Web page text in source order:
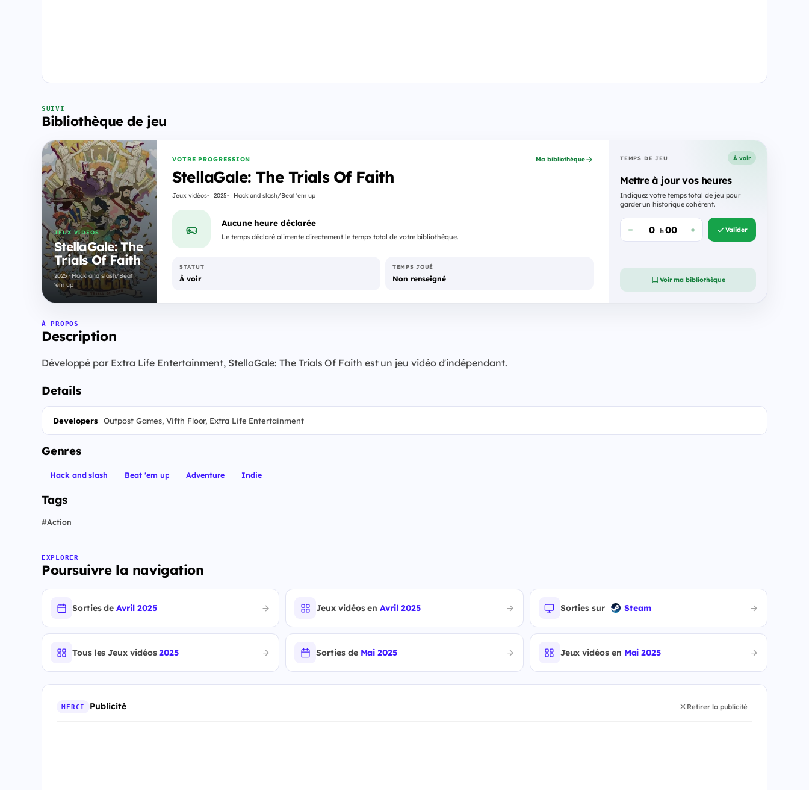
SUIVI
Bibliothèque de jeu
JEUX VIDÉOS
StellaGale: The
Trials Of Faith
2025 · Hack and slash/Beat
'em up
VOTRE PROGRESSION
StellaGale: The Trials Of Faith
Jeux vidéos 2025 Hack and slash/Beat 'em up
Ma bibliothèque
Aucune heure déclarée
Le temps déclaré alimente directement le temps total de votre bibliothèque.
STATUT
À voir
TEMPS JOUÉ
Non renseigné
TEMPS DE JEU À voir
Mettre à jour vos heures
Indiquez votre temps total de jeu pour
garder un historique cohérent.
h Valider
Voir ma bibliothèque
À PROPOS
Description
Développé par Extra Life Entertainment, StellaGale: The Trials Of Faith est un jeu vidéo d'indépendant.
Details
Developers Outpost Games, Vifth Floor, Extra Life Entertainment
Genres
Hack and slash Beat 'em up Adventure Indie
Tags
#Action
EXPLORER
Poursuivre la navigation
Sorties deAvril 2025 Jeux vidéos enAvril 2025 Sorties sur Steam
Tous les Jeux vidéos2025 Sorties de Mai 2025 Jeux vidéos en Mai 2025
MERCI Publicité Retirer la publicité